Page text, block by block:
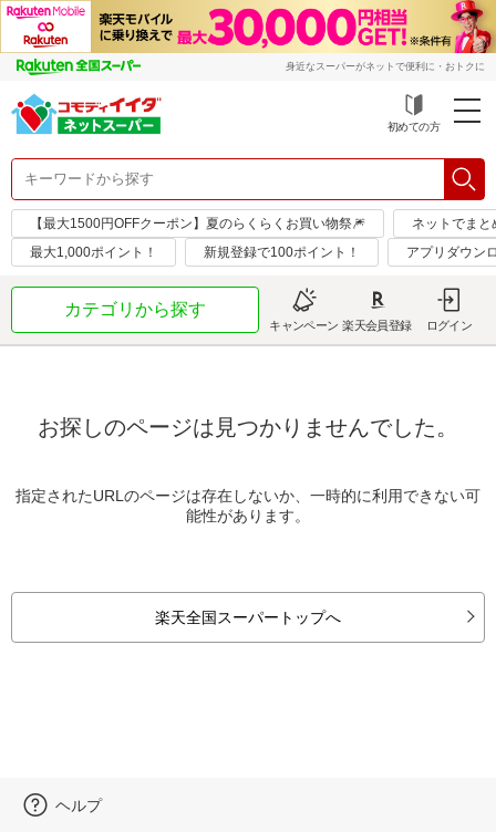
身近なスーパーがネットで便利に・おトクに
初めての方
【最大1500円OFFクーポン】夏のらくらくお買い物祭🎆
ネットでまと
最大1,000ポイント！
新規登録で100ポイント！ アプリダウン
カテゴリから探す
キャンペーン 楽天会員登録 ログイン
お探しのページは見つかりませんでした。
指定されたURLのページは存在しないか、一時的に利用できない可
能性があります。
楽天全国スーパートップへ
ヘルプ